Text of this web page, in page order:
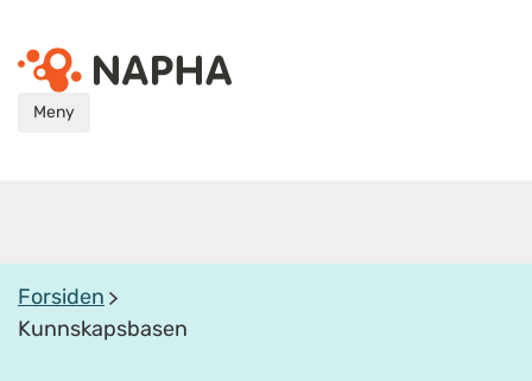
Meny
Forsiden
Kunnskapsbasen